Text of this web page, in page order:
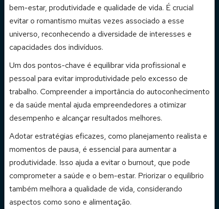
bem-estar, produtividade e qualidade de vida. É crucial
evitar o romantismo muitas vezes associado a esse
universo, reconhecendo a diversidade de interesses e
capacidades dos indivíduos.
Um dos pontos-chave é equilibrar vida profissional e
pessoal para evitar improdutividade pelo excesso de
trabalho. Compreender a importância do autoconhecimento
e da saúde mental ajuda empreendedores a otimizar
desempenho e alcançar resultados melhores.
Adotar estratégias eficazes, como planejamento realista e
momentos de pausa, é essencial para aumentar a
produtividade. Isso ajuda a evitar o burnout, que pode
comprometer a saúde e o bem-estar. Priorizar o equilíbrio
também melhora a qualidade de vida, considerando
aspectos como sono e alimentação.